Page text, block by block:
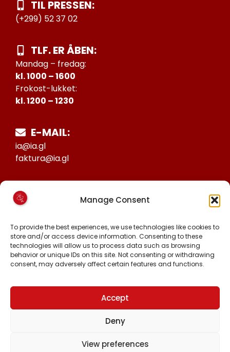
Manage Consent
To provide the best experiences, we use technologies like cookies to
store and/or access device information. Consenting to these
technologies will allow us to process data such as browsing
behavior or unique IDs on this site. Not consenting or withdrawing
consent, may adversely affect certain features and functions.
Accept
Deny
View preferences
TIL PRESSEN:
(+299) 52 37 02
TLF. ER ÅBEN:
Mandag – fredag:
kl. 1000 – 1600
Frokost-lukket:
kl. 1200 – 1230
E-MAIL:
ia@ia.gl
faktura@ia.gl
25027388
KONTO NR:
6471-1511626
FØLG OS PÅ:
FACEBOOK
TIKTOK